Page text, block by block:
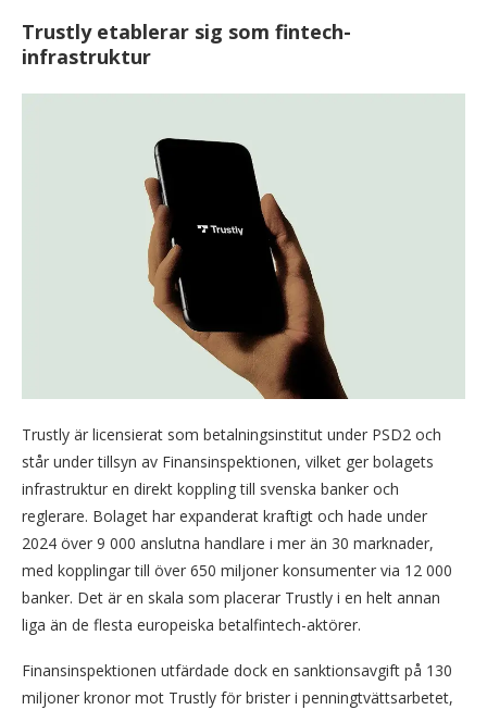
Trustly etablerar sig som fintech-
infrastruktur
Trustly är licensierat som betalningsinstitut under PSD2 och
står under tillsyn av Finansinspektionen, vilket ger bolagets
infrastruktur en direkt koppling till svenska banker och
reglerare. Bolaget har expanderat kraftigt och hade under
2024 över 9 000 anslutna handlare i mer än 30 marknader,
med kopplingar till över 650 miljoner konsumenter via 12 000
banker. Det är en skala som placerar Trustly i en helt annan
liga än de flesta europeiska betalfintech-aktörer.
Finansinspektionen utfärdade dock en sanktionsavgift på 130
miljoner kronor mot Trustly för brister i penningtvättsarbetet,